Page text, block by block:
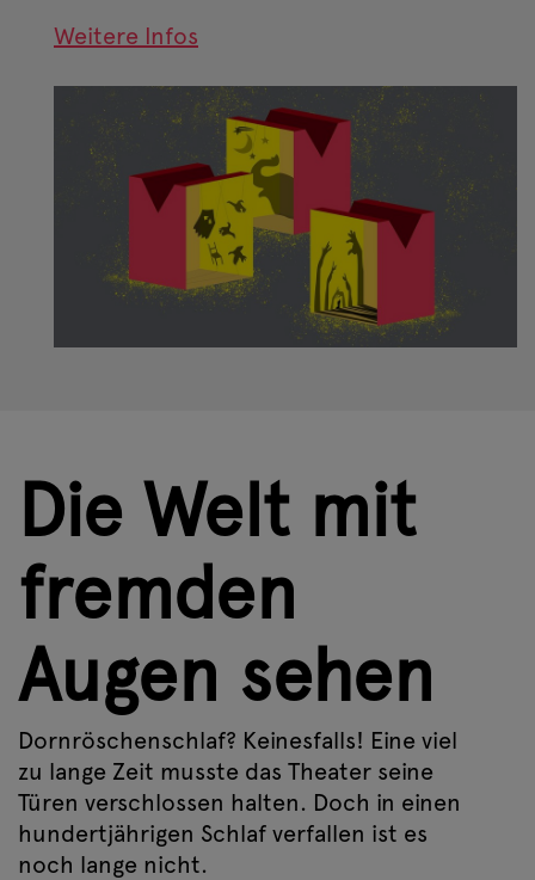
Weitere Infos
Die Welt mit
fremden
Augen sehen
Dornröschenschlaf? Keinesfalls! Eine viel
zu lange Zeit musste das Theater seine
Türen verschlossen halten. Doch in einen
hundertjährigen Schlaf verfallen ist es
noch lange nicht.